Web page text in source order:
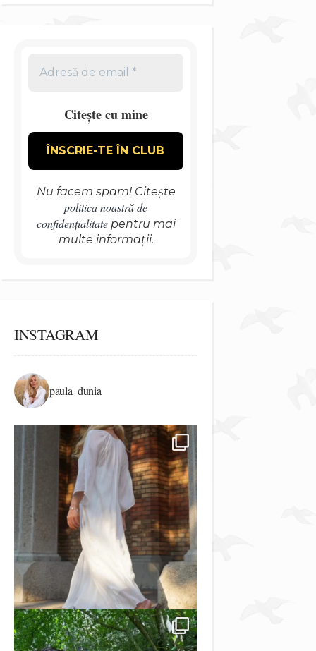
Citește cu mine
Nu facem spam! Citește
politica noastră de
confidențialitatepentru mai
multe informații.
INSTAGRAM
paula_dunia